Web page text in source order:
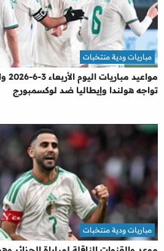
تواجه هولندا وإيطاليا ضد لوكسمبورج
مباريات ودية منتخبات
مباريات ودية منتخبات